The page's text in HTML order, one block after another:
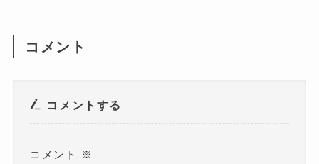
き
コメント
コメントする
コメント ※